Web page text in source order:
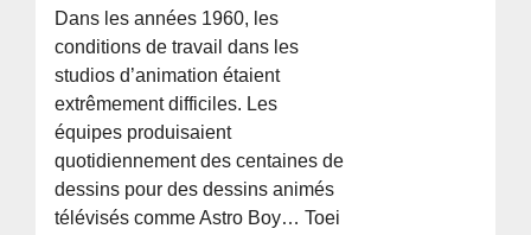
Dans les années 1960, les
conditions de travail dans les
studios d’animation étaient
extrêmement difficiles. Les
équipes produisaient
quotidiennement des centaines de
dessins pour des dessins animés
télévisés comme Astro Boy… Toei